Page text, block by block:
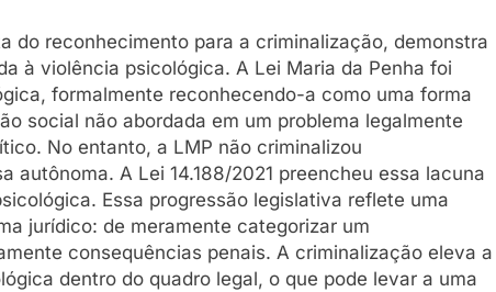
do reconhecimento para a criminalização, demonstra
à violência psicológica. A Lei Maria da Penha foi
formalmente reconhecendo-a como uma forma
social não abordada em um problema legalmente
No entanto, a LMP não criminalizou
autônoma. A Lei 14.188/2021 preencheu essa lacuna
Essa progressão legislativa reflete uma
jurídico: de meramente categorizar um
consequências penais. A criminalização eleva a
dentro do quadro legal, o que pode levar a uma